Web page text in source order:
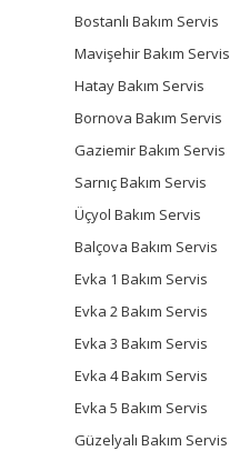
Bostanlı Bakım Servis
Mavişehir Bakım Servis
Hatay Bakım Servis
Bornova Bakım Servis
Gaziemir Bakım Servis
Sarnıç Bakım Servis
Üçyol Bakım Servis
Balçova Bakım Servis
Evka 1 Bakım Servis
Evka 2 Bakım Servis
Evka 3 Bakım Servis
Evka 4 Bakım Servis
Evka 5 Bakım Servis
Güzelyalı Bakım Servis